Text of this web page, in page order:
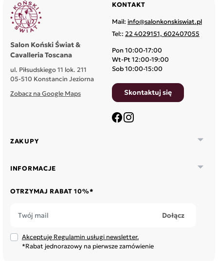
Salon Koński Świat &
Cavalleria Toscana
ul. Piłsudskiego 11 lok. 211
05-510 Konstancin Jeziorna
Zobacz na Google Maps
ZAKUPY 
INFORMACJE 
OTRZYMAJ RABAT 10%*
Akceptuję Regulamin usługi newsletter.
*Rabat jednorazowy na pierwsze zamówienie
KONTAKT
Mail: info@salonkonskiswiat.pl
Tel:: 22 4029151, 602407055
Pon 10:00-17:00
Wt-Pt 12:00-19:00
Sob 10:00-15:00
Skontaktuj się